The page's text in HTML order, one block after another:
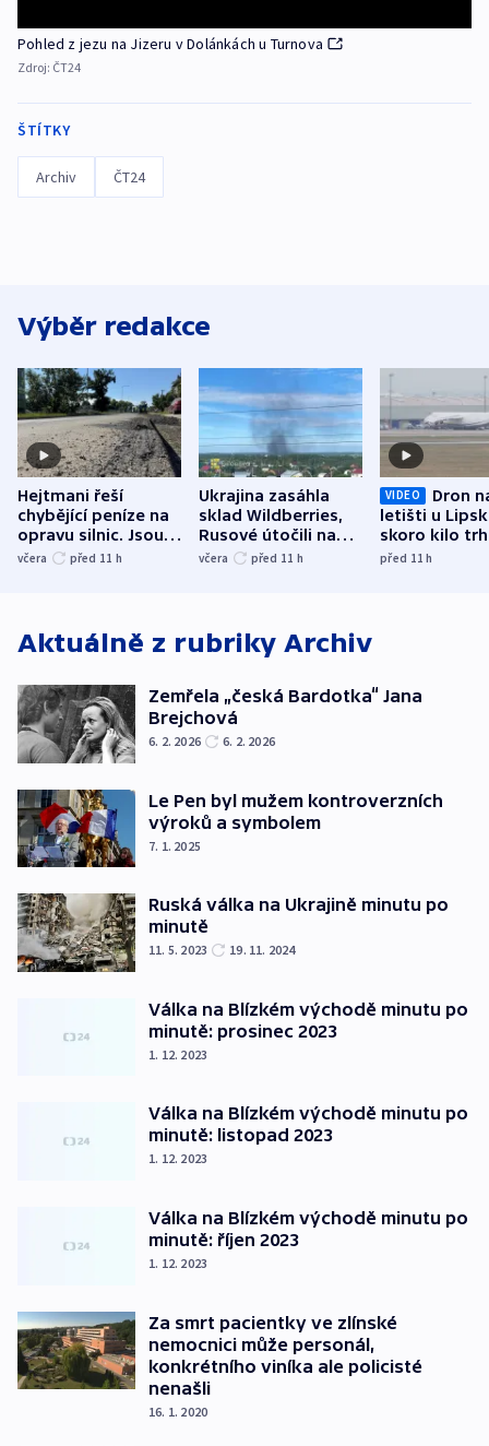
Pohled z jezu na Jizeru v Dolánkách u Turnova
Zdroj: ČT24
ŠTÍTKY
Archiv ČT24
Výběr redakce
Hejtmani řeší
chybějící peníze na
opravu silnic. Jsou
nenárokové, namítá
včera před 11 h
Ukrajina zasáhla
sklad Wildberries,
Rusové útočili na
trh, hasiče či
včera před 11 h
VIDEO
Dron
letišti u
skoro kilo
indicie
před 11h
Aktuálně z rubriky Archiv
Zemřela „česká Bardotka“ Jana
Brejchová
6. 2. 2026 6. 2. 2026
Le Pen byl mužem kontroverzních
výroků a symbolem
7. 1. 2025
Ruská válka na Ukrajině minutu po
minutě
11. 5. 2023 19. 11. 2024
Válka na Blízkém východě minutu po
minutě: prosinec 2023
1. 12. 2023
Válka na Blízkém východě minutu po
minutě: listopad 2023
1. 12. 2023
Válka na Blízkém východě minutu po
minutě: říjen 2023
1. 12. 2023
Za smrt pacientky ve zlínské
nemocnici může personál,
konkrétního viníka ale policisté
nenašli
16. 1. 2020